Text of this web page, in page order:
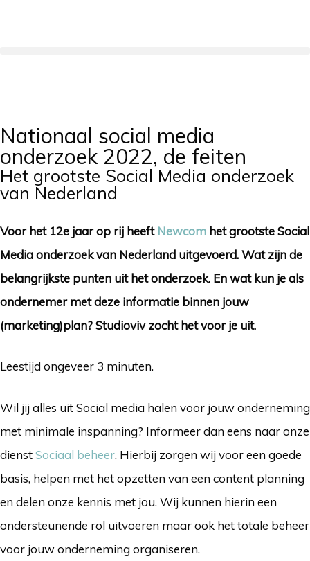
Nationaal social media
onderzoek 2022, de feiten
Het grootste Social Media onderzoek
van Nederland
Voor het 12e jaar op rij heeftNewcom het grootste Social
Media onderzoek van Nederland uitgevoerd. Wat zijn de
belangrijkste punten uit het onderzoek. En wat kun je als
ondernemer met deze informatie binnen jouw
(marketing)plan? Studioviv zocht het voor je uit.
Leestijd ongeveer 3 minuten.
Wil jij alles uit Social media halen voor jouw onderneming
met minimale inspanning? Informeer dan eens naar onze
dienstSociaal beheer. Hierbij zorgen wij voor een goede
basis, helpen met het opzetten van een content planning
en delen onze kennis met jou. Wij kunnen hierin een
ondersteunende rol uitvoeren maar ook het totale beheer
voor jouw onderneming organiseren.